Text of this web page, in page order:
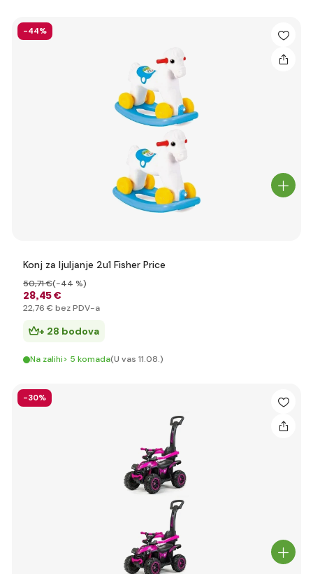
-44%
Konj za ljuljanje 2u1 Fisher Price
28,45 €
50,71 €(-44 %)
22,76 € bez PDV-a
+ 28 bodova
Na zalihi> 5 komada(U vas 11.08.)
-30%